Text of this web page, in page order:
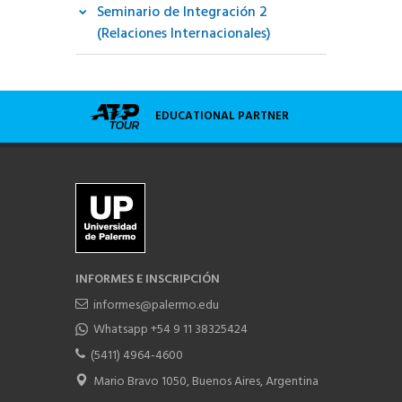
Seminario de Integración 2
(Relaciones Internacionales)
EDUCATIONAL PARTNER
INFORMES E INSCRIPCIÓN
informes@palermo.edu
Whatsapp +54 9 11 38325424
(5411) 4964-4600
Mario Bravo 1050, Buenos Aires, Argentina